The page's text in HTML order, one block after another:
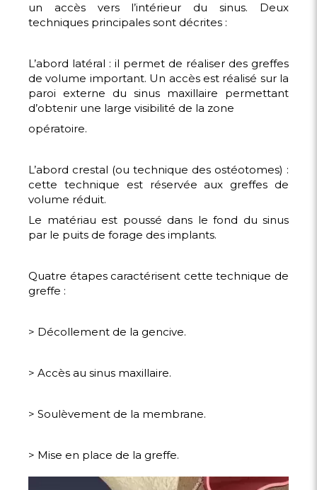
un accès vers l’intérieur du sinus. Deux
techniques principales sont décrites :
L’abord latéral : il permet de réaliser des greffes
de volume important. Un accès est réalisé sur la
paroi externe du sinus maxillaire permettant
d’obtenir une large visibilité de la zone
opératoire.
L’abord crestal (ou technique des ostéotomes) :
cette technique est réservée aux greffes de
volume réduit.
Le matériau est poussé dans le fond du sinus
par le puits de forage des implants.
Quatre étapes caractérisent cette technique de
greffe :
> Décollement de la gencive.
> Accès au sinus maxillaire.
> Soulèvement de la membrane.
> Mise en place de la greffe.